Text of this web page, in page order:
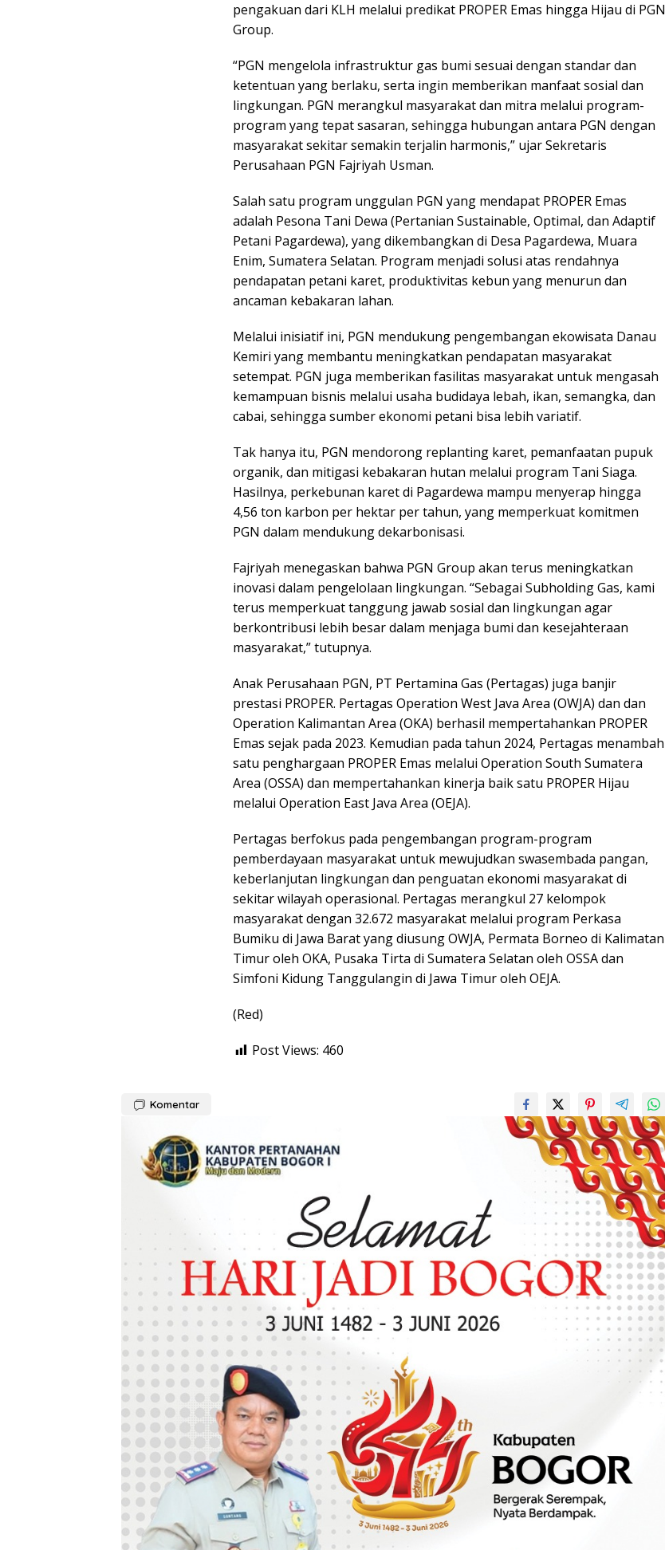
pengakuan dari KLH melalui predikat PROPER Emas hingga Hijau di PGN
Group.
“PGN mengelola infrastruktur gas bumi sesuai dengan standar dan
ketentuan yang berlaku, serta ingin memberikan manfaat sosial dan
lingkungan. PGN merangkul masyarakat dan mitra melalui program-
program yang tepat sasaran, sehingga hubungan antara PGN dengan
masyarakat sekitar semakin terjalin harmonis,” ujar Sekretaris
Perusahaan PGN Fajriyah Usman.
Salah satu program unggulan PGN yang mendapat PROPER Emas
adalah Pesona Tani Dewa (Pertanian Sustainable, Optimal, dan Adaptif
Petani Pagardewa), yang dikembangkan di Desa Pagardewa, Muara
Enim, Sumatera Selatan. Program menjadi solusi atas rendahnya
pendapatan petani karet, produktivitas kebun yang menurun dan
ancaman kebakaran lahan.
Melalui inisiatif ini, PGN mendukung pengembangan ekowisata Danau
Kemiri yang membantu meningkatkan pendapatan masyarakat
setempat. PGN juga memberikan fasilitas masyarakat untuk mengasah
kemampuan bisnis melalui usaha budidaya lebah, ikan, semangka, dan
cabai, sehingga sumber ekonomi petani bisa lebih variatif.
Tak hanya itu, PGN mendorong replanting karet, pemanfaatan pupuk
organik, dan mitigasi kebakaran hutan melalui program Tani Siaga.
Hasilnya, perkebunan karet di Pagardewa mampu menyerap hingga
4,56 ton karbon per hektar per tahun, yang memperkuat komitmen
PGN dalam mendukung dekarbonisasi.
Fajriyah menegaskan bahwa PGN Group akan terus meningkatkan
inovasi dalam pengelolaan lingkungan. “Sebagai Subholding Gas, kami
terus memperkuat tanggung jawab sosial dan lingkungan agar
berkontribusi lebih besar dalam menjaga bumi dan kesejahteraan
masyarakat,” tutupnya.
Anak Perusahaan PGN, PT Pertamina Gas (Pertagas) juga banjir
prestasi PROPER. Pertagas Operation West Java Area (OWJA) dan dan
Operation Kalimantan Area (OKA) berhasil mempertahankan PROPER
Emas sejak pada 2023. Kemudian pada tahun 2024, Pertagas menambah
satu penghargaan PROPER Emas melalui Operation South Sumatera
Area (OSSA) dan mempertahankan kinerja baik satu PROPER Hijau
melalui Operation East Java Area (OEJA).
Pertagas berfokus pada pengembangan program-program
pemberdayaan masyarakat untuk mewujudkan swasembada pangan,
keberlanjutan lingkungan dan penguatan ekonomi masyarakat di
sekitar wilayah operasional. Pertagas merangkul 27 kelompok
masyarakat dengan 32.672 masyarakat melalui program Perkasa
Bumiku di Jawa Barat yang diusung OWJA, Permata Borneo di Kalimatan
Timur oleh OKA, Pusaka Tirta di Sumatera Selatan oleh OSSA dan
Simfoni Kidung Tanggulangin di Jawa Timur oleh OEJA.
(Red)
Post Views: 460
Komentar